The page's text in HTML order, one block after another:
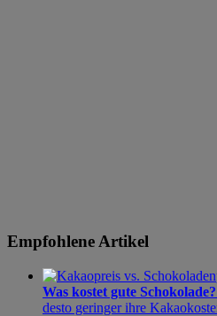
Empfohlene Artikel
Was kostet gute Schokolade?
desto geringer ihre